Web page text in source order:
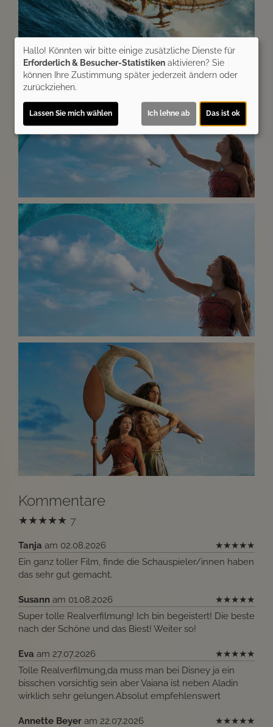
Kommentare
★★★★★ 7
Tanja am 02.08.2026 ★★★★★
Ein ganz toller Film, finde die Schauspieler/innen haben
das sehr gut gemacht.
Susann am 01.08.2026 ★★★★★
Super tolle Realverfilmung! Ich bin begeistert! Die beste
nach der Schöne und das Biest! Weiter so!
Eva am 27.07.2026 ★★★★★
Tolle Realverfilmung,da muss man bei Disney ja ein
bisschen vorsichtig sein aber Vaiana ist neben Aladin
wirklich sehr gelungen.Absolut empfehlenswert
Annette Beyer am 22.07.2026 ★★★★★
Hallo! Könnten wir bitte einige zusätzliche Dienste für
Erforderlich & Besucher-Statistiken aktivieren? Sie
können Ihre Zustimmung später jederzeit ändern oder
zurückziehen.
Lassen Sie mich wählen Ich lehne ab Das ist ok